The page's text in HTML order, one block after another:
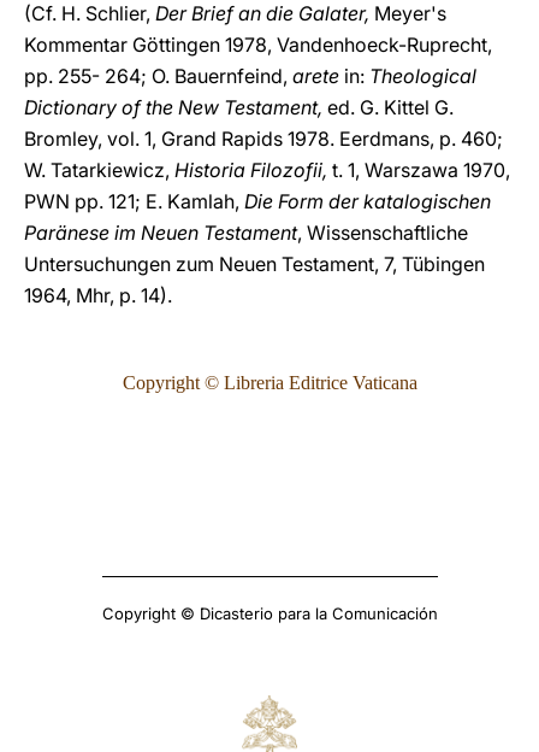
(Cf. H. Schlier, Der Brief an die Galater, Meyer's
Kommentar Göttingen 1978, Vandenhoeck-Ruprecht,
pp. 255- 264; O. Bauernfeind, arete in: Theological
Dictionary of the New Testament, ed. G. Kittel G.
Bromley, vol. 1, Grand Rapids 1978. Eerdmans, p. 460;
W. Tatarkiewicz, Historia Filozofii, t. 1, Warszawa 1970,
PWN pp. 121; E. Kamlah, Die Form der katalogischen
Paränese im Neuen Testament, Wissenschaftliche
Untersuchungen zum Neuen Testament, 7, Tübingen
1964, Mhr, p. 14).
Copyright © Libreria Editrice Vaticana
Copyright © Dicasterio para la Comunicación